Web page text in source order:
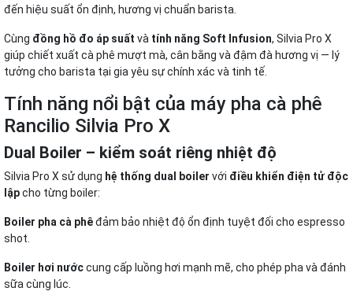
đến hiệu suất ổn định, hương vị chuẩn barista.
Cùng đồng hồ đo áp suất và tính năng Soft Infusion, Silvia Pro X
giúp chiết xuất cà phê mượt mà, cân bằng và đậm đà hương vị — lý
tưởng cho barista tại gia yêu sự chính xác và tinh tế.
Tính năng nổi bật của máy pha cà phê
Rancilio Silvia Pro X
Dual Boiler – kiểm soát riêng nhiệt độ
Silvia Pro X sử dụng hệ thống dual boiler với điều khiển điện tử độc
lậpcho từng boiler:
Boiler pha cà phêđảm bảo nhiệt độ ổn định tuyệt đối cho espresso
shot.
Boiler hơi nướccung cấp luồng hơi mạnh mẽ, cho phép pha và đánh
sữa cùng lúc.